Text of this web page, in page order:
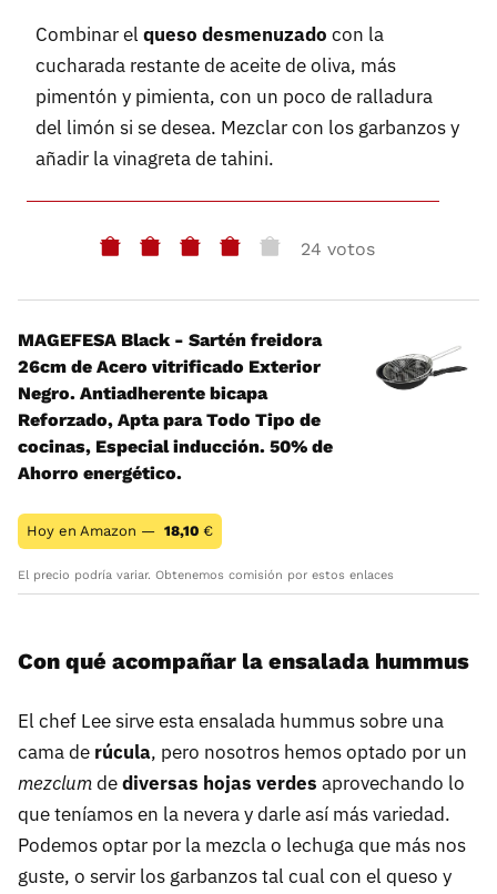
Combinar el queso desmenuzado con la
cucharada restante de aceite de oliva, más
pimentón y pimienta, con un poco de ralladura
del limón si se desea. Mezclar con los garbanzos y
añadir la vinagreta de tahini.
24 votos
MAGEFESA Black - Sartén freidora
26cm de Acero vitrificado Exterior
Negro. Antiadherente bicapa
Reforzado, Apta para Todo Tipo de
cocinas, Especial inducción. 50% de
Ahorro energético.
Hoy en Amazon — 18,10 €
El precio podría variar. Obtenemos comisión por estos enlaces
Con qué acompañar la ensalada hummus
El chef Lee sirve esta ensalada hummus sobre una
cama de rúcula, pero nosotros hemos optado por un
mezclumdediversas hojas verdes aprovechando lo
que teníamos en la nevera y darle así más variedad.
Podemos optar por la mezcla o lechuga que más nos
guste, o servir los garbanzos tal cual con el queso y